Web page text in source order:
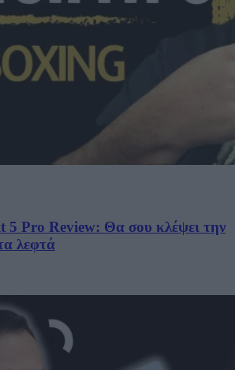
5 Pro Review: Θα σου κλέψει την
λεφτά